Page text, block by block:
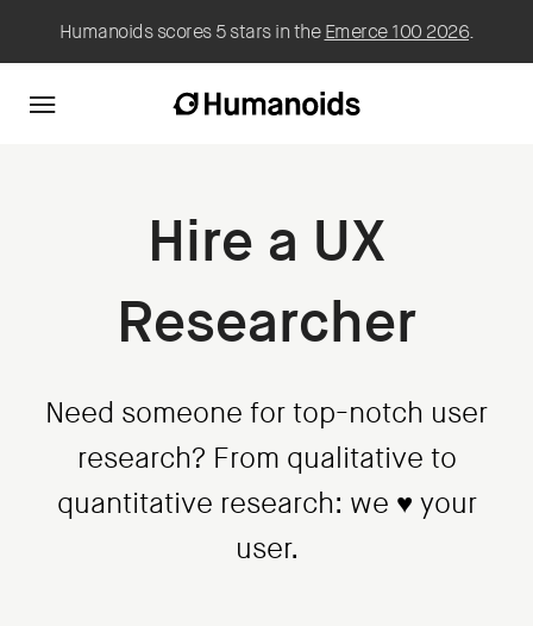
Humanoids scores 5 stars in theEmerce 100 2026.
Hire a UX
Researcher
Need someone for top-notch user
research? From qualitative to
quantitative research: we ♥ your
user.